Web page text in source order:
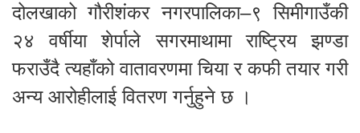
दोलखाको गौरीशंकर नगरपालिका–९ सिमीगाउँकी
२४ वर्षीया शेर्पाले सगरमाथामा राष्ट्रिय झण्डा
फराउँदै त्यहाँको वातावरणमा चिया र कफी तयार गरी
अन्य आरोहीलाई वितरण गर्नुहुने छ ।